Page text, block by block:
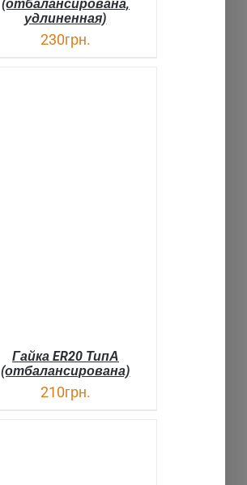
(отбалансирована,
удлиненная)
230грн.
Гайка ER20 ТипА
(отбалансирована)
210грн.